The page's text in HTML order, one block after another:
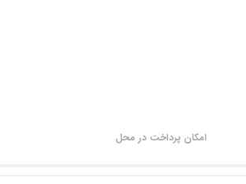
امکان پرداخت در محل